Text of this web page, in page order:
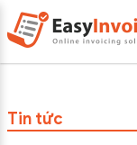
Tin tức